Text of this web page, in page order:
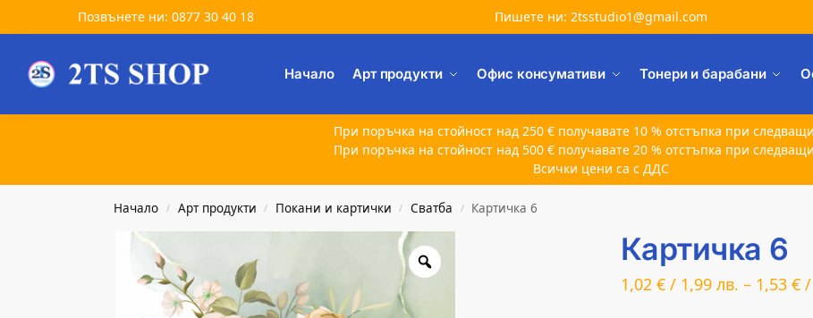
Позвънете ни: 0877 30 40 18 Пишете ни: 2tsstudio1@gmail.com
Начало Арт продукти Офис консумативи Тонери и барабани
Търсене
При поръчка на стойност над 250 € получавате 10 % отстъпка при
При поръчка на стойност над 500 € получавате 20 % отстъпка при
Всички цени са с ДДС
Начало / Арт продукти / Покани и картички / Сватба / Картичка 6
Картичка 6
1,02 € / 1,99 лв. – 1,53 € /